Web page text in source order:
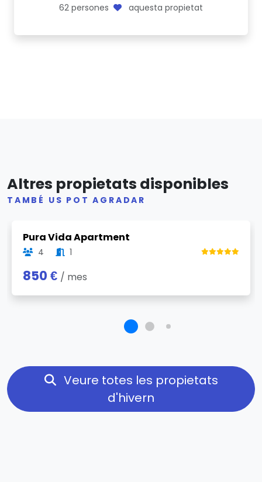
62 persones aquesta propietat
Altres propietats disponibles
TAMBÉ US POT AGRADAR
Pura Vida Apartment
4 1
850 € / mes
Veure totes les propietats
d'hivern